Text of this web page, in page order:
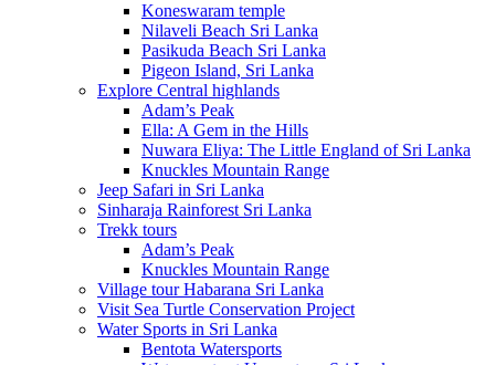
Koneswaram temple
Nilaveli Beach Sri Lanka
Pasikuda Beach Sri Lanka
Pigeon Island, Sri Lanka
Explore Central highlands
Adam’s Peak
Ella: A Gem in the Hills
Nuwara Eliya: The Little England of Sri Lanka
Knuckles Mountain Range
Jeep Safari in Sri Lanka
Sinharaja Rainforest Sri Lanka
Trekk tours
Adam’s Peak
Knuckles Mountain Range
Village tour Habarana Sri Lanka
Visit Sea Turtle Conservation Project
Water Sports in Sri Lanka
Bentota Watersports